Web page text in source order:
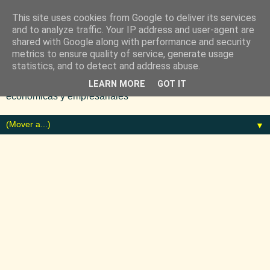
Diario especializado en noticias
económicas y empresariales
▼
This site uses cookies from Google to deliver its services
and to analyze traffic. Your IP address and user-agent are
shared with Google along with performance and security
metrics to ensure quality of service, generate usage
statistics, and to detect and address abuse.
LEARN MORE GOT IT